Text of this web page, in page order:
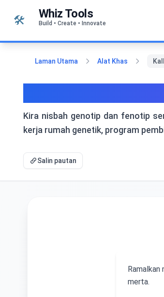
🛠️ Whiz Tools
Build • Create • Innovate
Laman Utama Alat Khas
Kira nisbah genotip dan fenotip
kerja rumah genetik, program
Salin pautan
merta.